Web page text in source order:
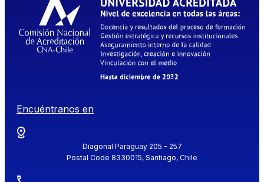
Encuéntranos en
Diagonal Paraguay 205 - 257
Postal Code 8330015, Santiago, Chile